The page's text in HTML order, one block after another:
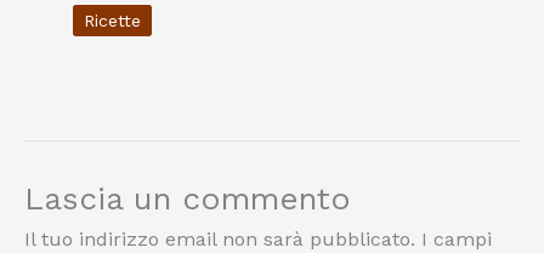
Ricette
Lascia un commento
Il tuo indirizzo email non sarà pubblicato. I campi